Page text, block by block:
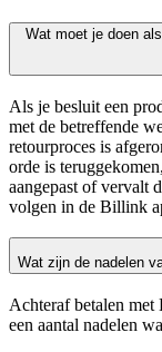
Wat moet je doen
Als je besluit een
met de betreffende
retourproces is
orde is
aangepast of vervalt
volgen in de Billink
Wat zijn de nadelen
Achteraf betalen
een aantal nadelen